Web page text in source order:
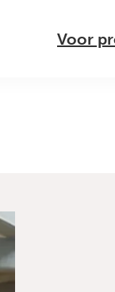
Voor